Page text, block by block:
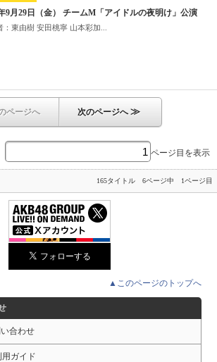
9月29日（金） チームM「アイドルの夜明け」公演
：東由樹 安田桃寧 山本彩加...
ページへ 次のページへ≫
ページ目を表示
165タイトル 6ページ中 1ページ目
▲このページのトップへ
合わせ
ガイド